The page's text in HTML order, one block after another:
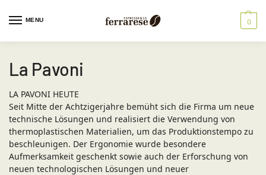
MENU 0
La Pavoni
LA PAVONI HEUTE
Seit Mitte der Achtzigerjahre bemüht sich die Firma um neue
technische Lösungen und realisiert die Verwendung von
thermoplastischen Materialien, um das Produktionstempo zu
beschleunigen. Der Ergonomie wurde besondere
Aufmerksamkeit geschenkt sowie auch der Erforschung von
neuen technologischen Lösungen und neuer